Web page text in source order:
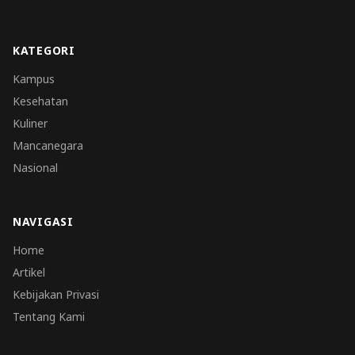
KATEGORI
Kampus
Kesehatan
Kuliner
Mancanegara
Nasional
NAVIGASI
Home
Artikel
Kebijakan Privasi
Tentang Kami